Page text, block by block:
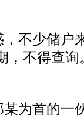
不少储户
，不得查询
为首的一